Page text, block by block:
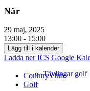
Tävlingar golf
När
29 maj, 2025
13:00 - 15:00
Lägg till i kalender
Ladda ner ICS Google
Country club
Golf